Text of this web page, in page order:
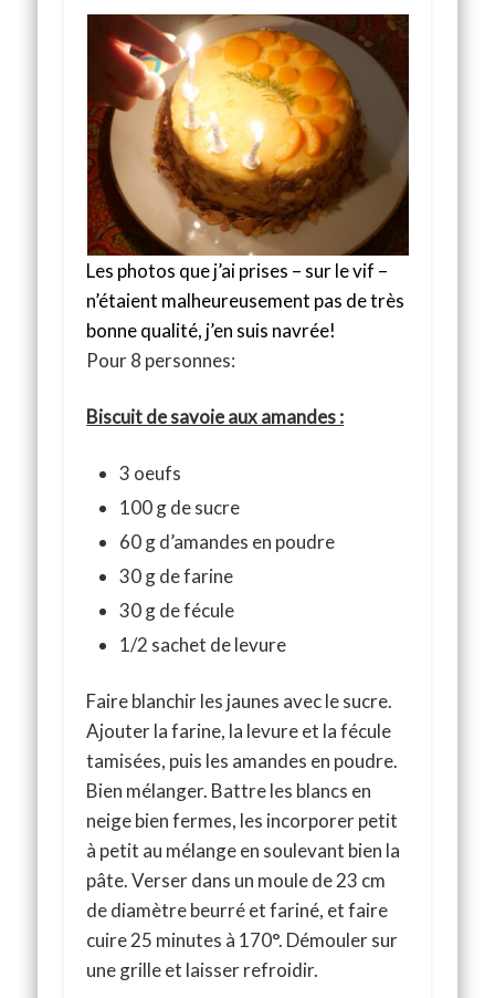
Les photos que j’ai prises – sur le vif –
n’étaient malheureusement pas de très
bonne qualité, j’en suis navrée!
Pour 8 personnes:
Biscuit de savoie aux amandes :
3 oeufs
100 g de sucre
60 g d’amandes en poudre
30 g de farine
30 g de fécule
1/2 sachet de levure
Faire blanchir les jaunes avec le sucre.
Ajouter la farine, la levure et la fécule
tamisées, puis les amandes en poudre.
Bien mélanger. Battre les blancs en
neige bien fermes, les incorporer petit
à petit au mélange en soulevant bien la
pâte. Verser dans un moule de 23 cm
de diamètre beurré et fariné, et faire
cuire 25 minutes à 170°. Démouler sur
une grille et laisser refroidir.